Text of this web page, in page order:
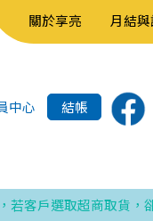
關於享亮 月結
中心 結帳
取超商取貨，卻逾期